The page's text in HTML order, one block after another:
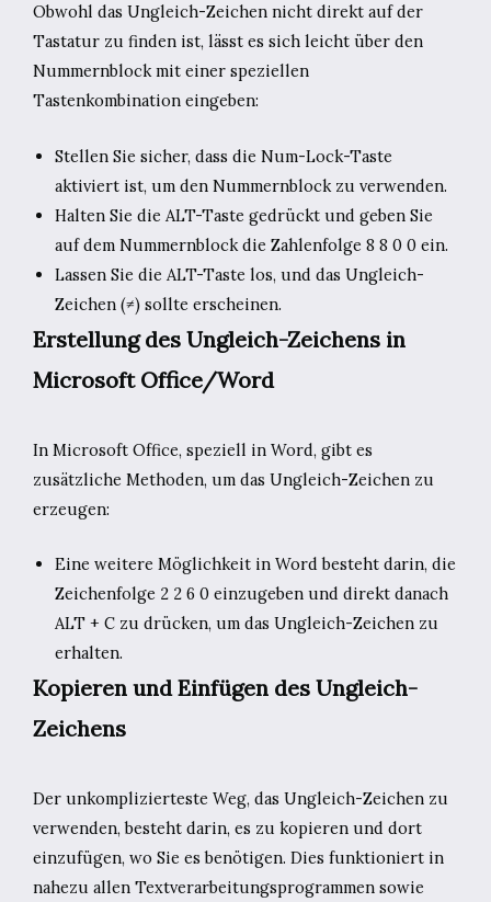
Obwohl das Ungleich-Zeichen nicht direkt auf der
Tastatur zu finden ist, lässt es sich leicht über den
Nummernblock mit einer speziellen
Tastenkombination eingeben:
Stellen Sie sicher, dass die Num-Lock-Taste
aktiviert ist, um den Nummernblock zu verwenden.
Halten Sie die ALT-Taste gedrückt und geben Sie
auf dem Nummernblock die Zahlenfolge 8 8 0 0 ein.
Lassen Sie die ALT-Taste los, und das Ungleich-
Zeichen (≠) sollte erscheinen.
Erstellung des Ungleich-Zeichens in
Microsoft Office/Word
In Microsoft Office, speziell in Word, gibt es
zusätzliche Methoden, um das Ungleich-Zeichen zu
erzeugen:
Eine weitere Möglichkeit in Word besteht darin, die
Zeichenfolge 2 2 6 0 einzugeben und direkt danach
ALT + C zu drücken, um das Ungleich-Zeichen zu
erhalten.
Kopieren und Einfügen des Ungleich-
Zeichens
Der unkomplizierteste Weg, das Ungleich-Zeichen zu
verwenden, besteht darin, es zu kopieren und dort
einzufügen, wo Sie es benötigen. Dies funktioniert in
nahezu allen Textverarbeitungsprogrammen sowie